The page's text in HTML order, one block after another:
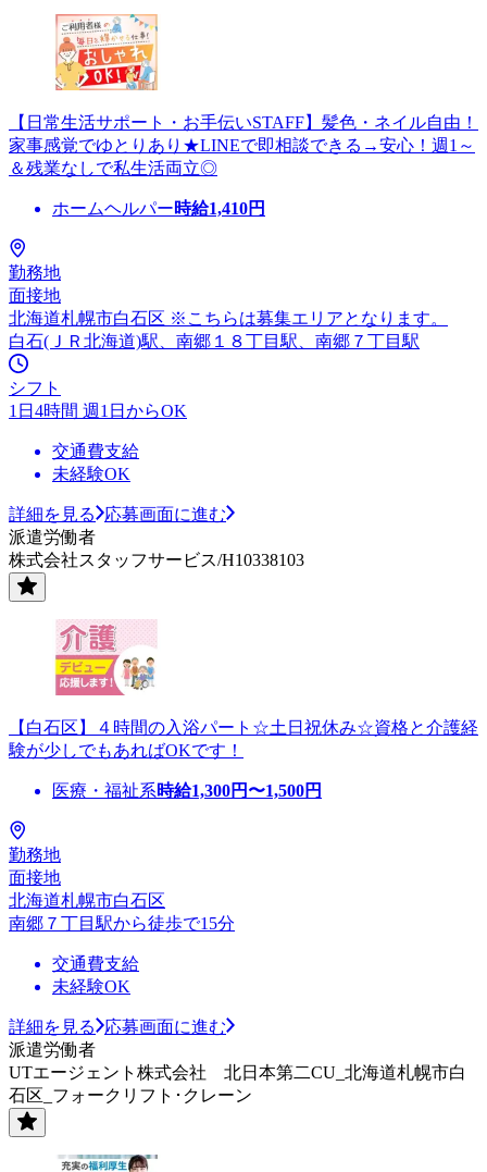
【日常生活サポート・お手伝いSTAFF】髪色・ネイル自由！
家事感覚でゆとりあり★LINEで即相談できる→安心！週1～
＆残業なしで私生活両立◎
ホームヘルパー時給1,410円
勤務地
面接地
北海道札幌市白石区 ※こちらは募集エリアとなります。
白石(ＪＲ北海道)駅、南郷１８丁目駅、南郷７丁目駅
シフト
1日4時間 週1日からOK
交通費支給
未経験OK
詳細を見る
応募画面に進む
派遣労働者
株式会社スタッフサービス/H10338103
【白石区】４時間の入浴パート☆土日祝休み☆資格と介護経
験が少しでもあればOKです！
医療・福祉系時給1,300円〜1,500円
勤務地
面接地
北海道札幌市白石区
南郷７丁目駅から徒歩で15分
交通費支給
未経験OK
詳細を見る
応募画面に進む
派遣労働者
UTエージェント株式会社 北日本第二CU_北海道札幌市白
石区_フォークリフト･クレーン